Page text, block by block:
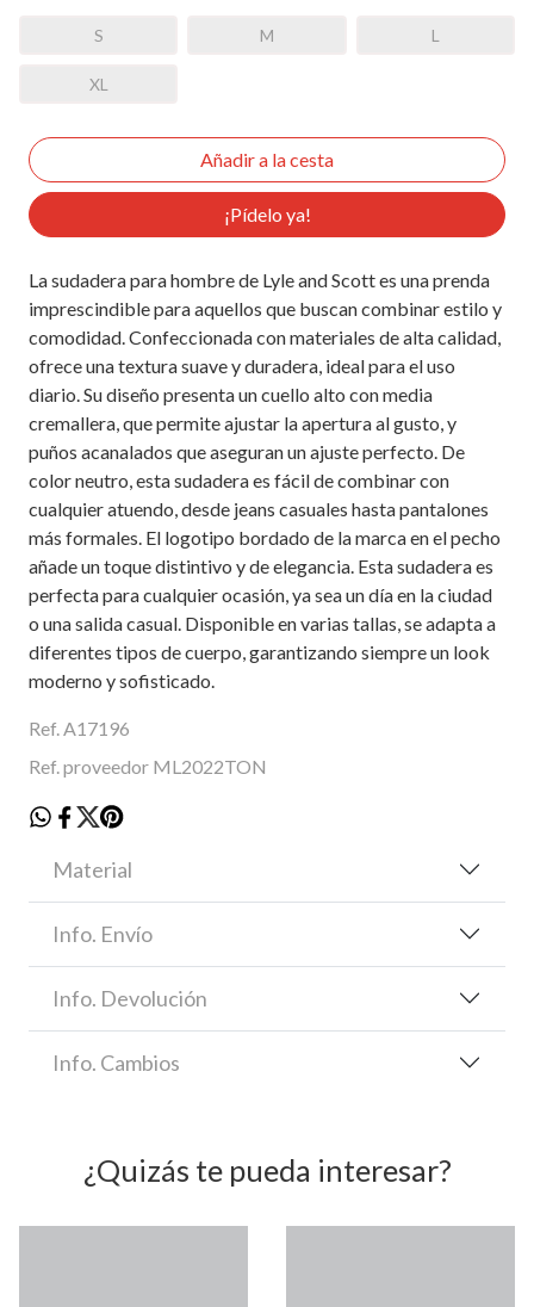
S M L
XL
¡Pídelo ya!
La sudadera para hombre de Lyle and Scott es una prenda
imprescindible para aquellos que buscan combinar estilo y
comodidad. Confeccionada con materiales de alta calidad,
ofrece una textura suave y duradera, ideal para el uso
diario. Su diseño presenta un cuello alto con media
cremallera, que permite ajustar la apertura al gusto, y
puños acanalados que aseguran un ajuste perfecto. De
color neutro, esta sudadera es fácil de combinar con
cualquier atuendo, desde jeans casuales hasta pantalones
más formales. El logotipo bordado de la marca en el pecho
añade un toque distintivo y de elegancia. Esta sudadera es
perfecta para cualquier ocasión, ya sea un día en la ciudad
o una salida casual. Disponible en varias tallas, se adapta a
diferentes tipos de cuerpo, garantizando siempre un look
moderno y sofisticado.
Ref. A17196
Ref. proveedor ML2022TON
Material
Info. Envío
Info. Devolución
Info. Cambios
¿Quizás te pueda interesar?